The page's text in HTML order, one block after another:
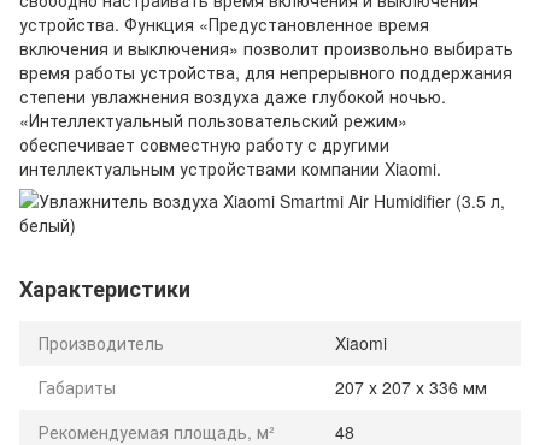
устройства. Функция «Предустановленное время
включения и выключения» позволит произвольно выбирать
время работы устройства, для непрерывного поддержания
степени увлажнения воздуха даже глубокой ночью.
«Интеллектуальный пользовательский режим»
обеспечивает совместную работу с другими
интеллектуальным устройствами компании Xiaomi.
Характеристики
Производитель
Xiaomi
Габариты
207 х 207 х 336 мм
Рекомендуемая площадь, м²
48